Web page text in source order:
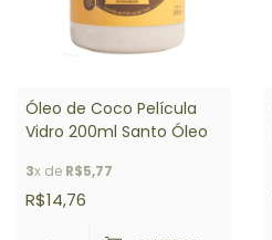
Óleo de Coco Película
Vidro 200ml Santo Óleo
3x de R$5,77
R$14,76